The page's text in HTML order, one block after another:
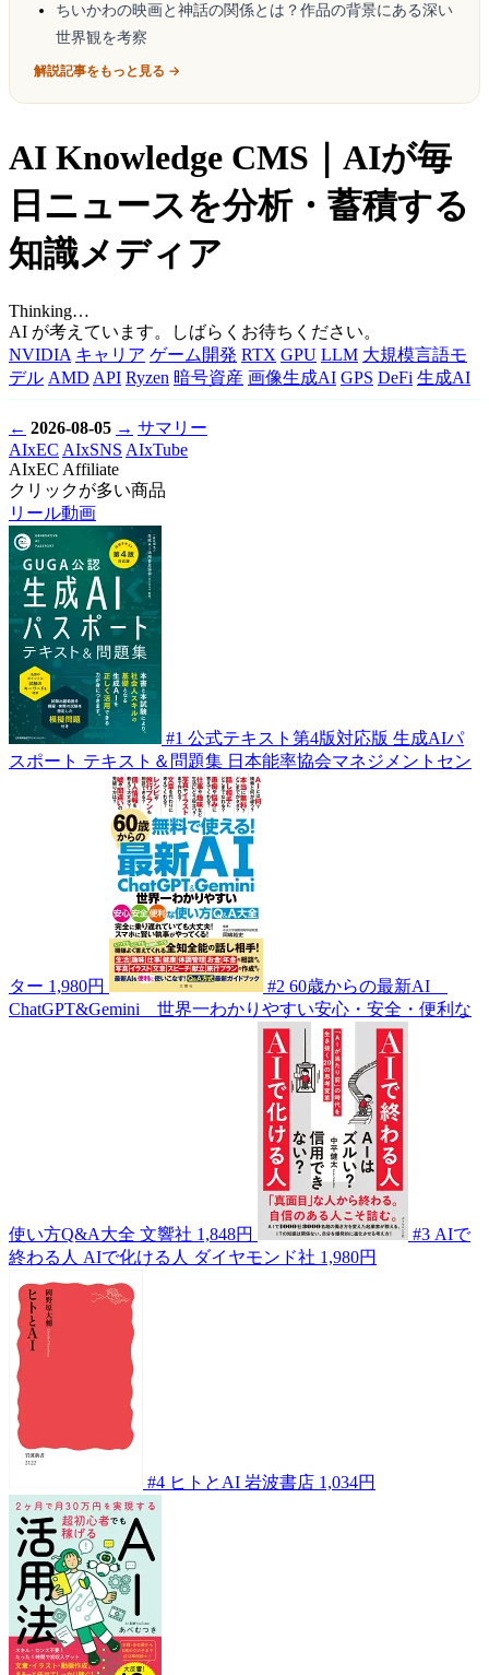
ちいかわの映画と神話の関係とは？作品の背景にある深い
世界観を考察
解説記事をもっと見る →
AI Knowledge CMS｜AIが毎
日ニュースを分析・蓄積する
知識メディア
Thinking…
AI が考えています。しばらくお待ちください。
NVIDIA キャリア ゲーム開発 RTX GPU LLM 大規模言語モ
デル AMD API Ryzen 暗号資産 画像生成AI GPS DeFi 生成AI
← 2026-08-05 → サマリー
AIxEC AIxSNS AIxTube
AIxEC Affiliate
クリックが多い商品
リール動画
#1 公式テキスト第4版対応版 生成AIパ
スポート テキスト＆問題集 日本能率協会マネジメントセン
ター 1,980円 #2 60歳からの最新AI
ChatGPT&Gemini 世界一わかりやすい安心・安全・便利な
使い方Q&A大全 文響社 1,848円 #3 AIで
終わる人 AIで化ける人 ダイヤモンド社 1,980円
#4 ヒトとAI 岩波書店 1,034円